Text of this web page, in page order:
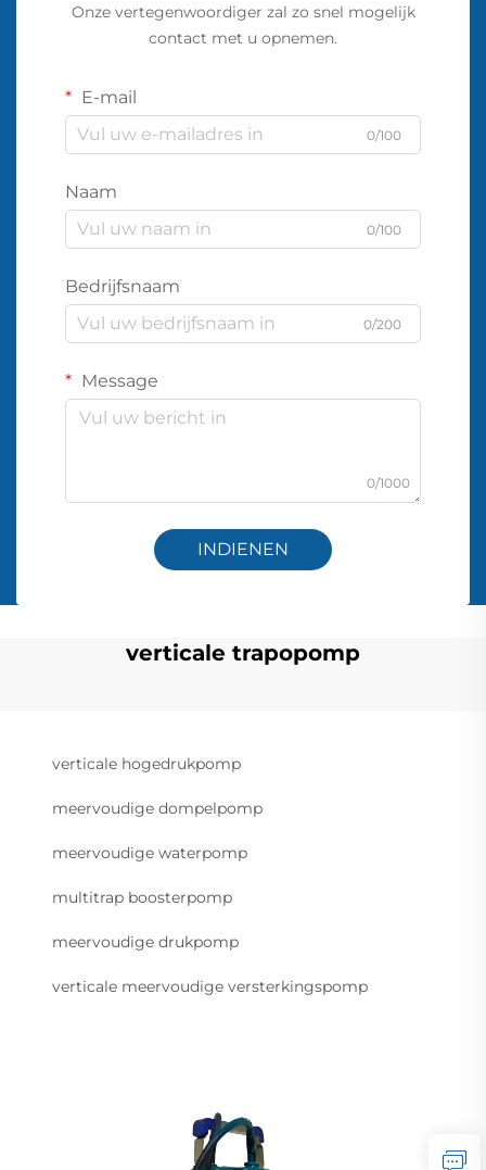
Onze vertegenwoordiger zal zo snel mogelijk
contact met u opnemen.
E-mail
0/100
Naam
0/100
Bedrijfsnaam
0/200
Message
0/1000
INDIENEN
verticale trapopomp
verticale hogedrukpomp
meervoudige dompelpomp
meervoudige waterpomp
multitrap boosterpomp
meervoudige drukpomp
verticale meervoudige versterkingspomp